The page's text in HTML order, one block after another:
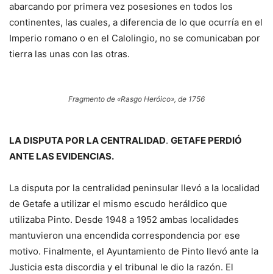
abarcando por primera vez posesiones en todos los
continentes, las cuales, a diferencia de lo que ocurría en el
Imperio romano o en el Calolingio, no se comunicaban por
tierra las unas con las otras.
Fragmento de «Rasgo Heróico», de 1756
LA DISPUTA POR LA CENTRALIDAD. GETAFE PERDIÓ
ANTE LAS EVIDENCIAS.
La disputa por la centralidad peninsular llevó a la localidad
de Getafe a utilizar el mismo escudo heráldico que
utilizaba Pinto. Desde 1948 a 1952 ambas localidades
mantuvieron una encendida correspondencia por ese
motivo. Finalmente, el Ayuntamiento de Pinto llevó ante la
Justicia esta discordia y el tribunal le dio la razón. El